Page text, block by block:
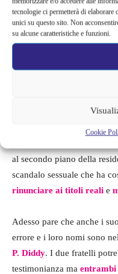
tecnologie ci permetterà di
unici su questo sito. Non
su alcune caratteristiche e funzioni.
Cookie
William e
Andrea (?)
Virginia Giuffre è una
ammettendo di
tre episodiin
al secondo piano della
scandalo sessuale che ha
rinunciare ai titoli reali e
Adesso pare che anche i
errore e i loro nomi sono
P. Diddy. I due fratelli
testimonianza ma entrambi